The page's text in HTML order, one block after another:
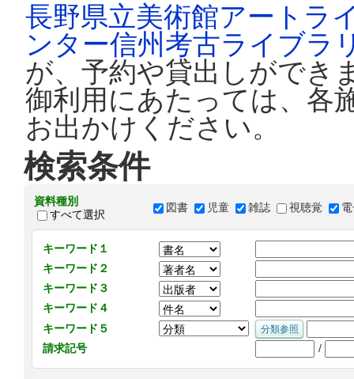
長野県立美術館アートラ
ンター信州考古ライブラ
が、予約や貸出しができ
御利用にあたっては、各
お出かけください。
検索条件
資料種別
すべて選択
図書 児童 雑誌 視聴覚
キーワード１
キーワード２
キーワード３
キーワード４
キーワード５
請求記号
/